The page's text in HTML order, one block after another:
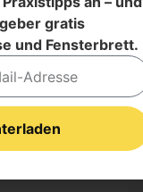
aber unse­
Die
Bal­kon,
wird immer
Bal­kon
und wel­che
gratis
und Fensterbrett.